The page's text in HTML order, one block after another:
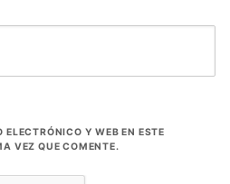
Y WEB EN ESTE
VEZ QUE COMENTE.